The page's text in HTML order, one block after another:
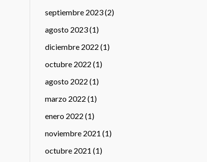
septiembre 2023(2)
agosto 2023(1)
diciembre 2022 (1)
octubre 2022 (1)
agosto 2022 (1)
marzo 2022 (1)
enero 2022 (1)
noviembre 2021 (1)
octubre 2021 (1)